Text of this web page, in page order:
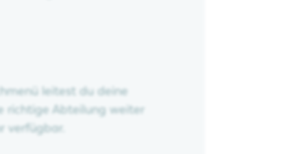
leitest du deine
richtige Abteilung weiter
verfügbar.